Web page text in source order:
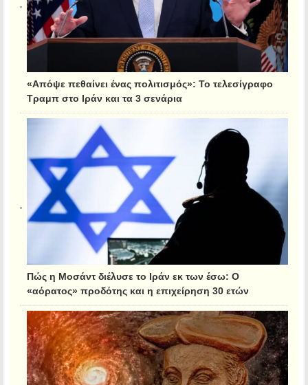
«Απόψε πεθαίνει ένας πολιτισμός»: Το τελεσίγραφο
Τραμπ στο Ιράν και τα 3 σενάρια
Πώς η Μοσάντ διέλυσε το Ιράν εκ των έσω: Ο
«αόρατος» προδότης και η επιχείρηση 30 ετών